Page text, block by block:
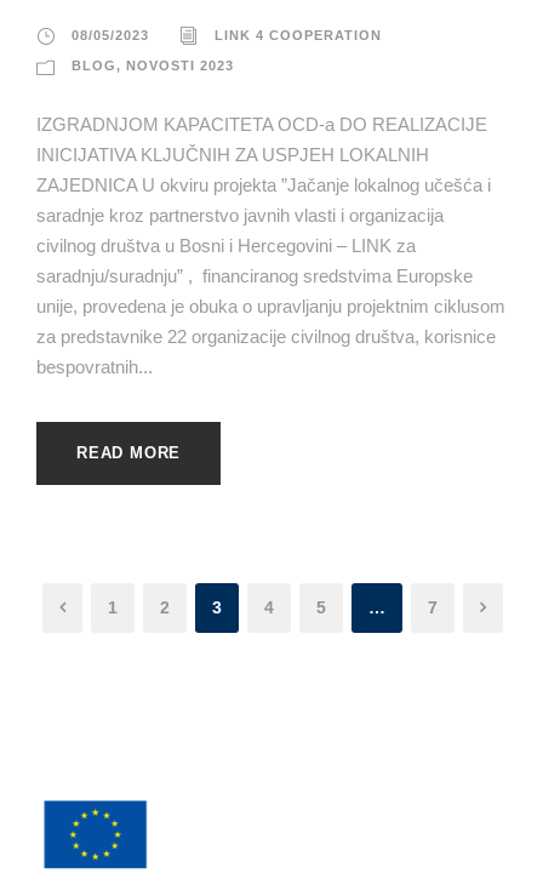
08/05/2023 LINK 4 COOPERATION
BLOG, NOVOSTI 2023
IZGRADNJOM KAPACITETA OCD-a DO REALIZACIJE
INICIJATIVA KLJUČNIH ZA USPJEH LOKALNIH
ZAJEDNICA U okviru projekta ”Jačanje lokalnog učešća i
saradnje kroz partnerstvo javnih vlasti i organizacija
civilnog društva u Bosni i Hercegovini – LINK za
saradnju/suradnju” , financiranog sredstvima Europske
unije, provedena je obuka o upravljanju projektnim ciklusom
za predstavnike 22 organizacije civilnog društva, korisnice
bespovratnih...
READ MORE
1 2 3 4 5 … 7